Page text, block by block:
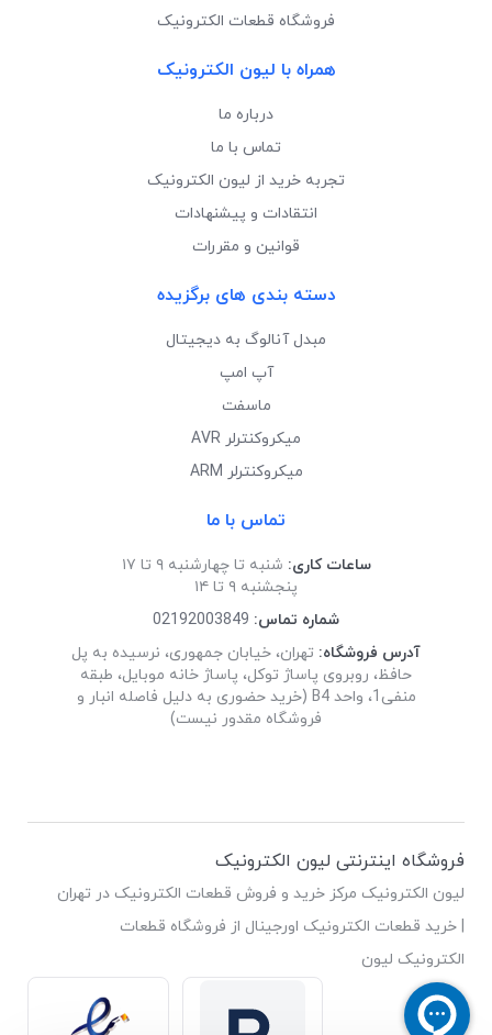
فروشگاه قطعات الکترونیک
همراه با لیون الکترونیک
درباره ما
تماس با ما
تجربه خرید از لیون الکترونیک
انتقادات و پیشنهادات
قوانین و مقررات
دسته بندی های برگزیده
مبدل آنالوگ به دیجیتال
آپ امپ
ماسفت
میکروکنترلر AVR
میکروکنترلر ARM
تماس با ما
ساعات کاری: شنبه تا چهارشنبه ۹ تا ۱۷
پنجشنبه ۹ تا ۱۴
شماره تماس: 02192003849
آدرس فروشگاه: تهران، خیابان جمهوری، نرسیده به پل
حافظ، روبروی پاساژ توکل، پاساژ خانه موبایل، طبقه
منفی1، واحد B4 (خرید حضوری به دلیل فاصله انبار و
فروشگاه مقدور نیست)
فروشگاه اینترنتی لیون الکترونیک
لیون الکترونیک مرکز خرید و فروش قطعات الکترونیک در تهران
| خرید قطعات الکترونیک اورجینال از فروشگاه قطعات
الکترونیک لیون